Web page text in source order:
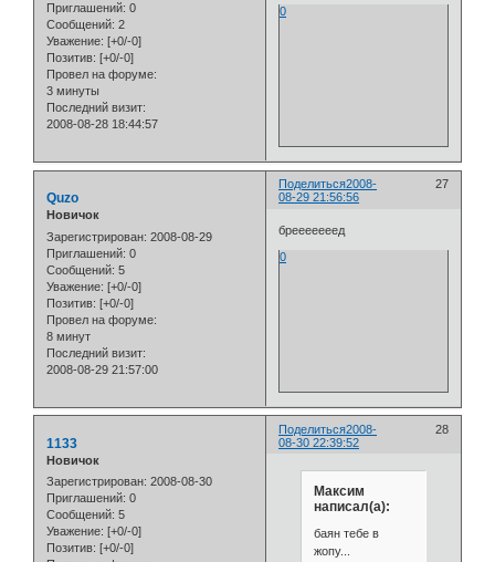
Приглашений: 0
Сообщений: 2
Уважение: [+0/-0]
Позитив: [+0/-0]
Провел на форуме:
3 минуты
Последний визит:
2008-08-28 18:44:57
0
Поделиться 27
2008-
08-29 21:56:56
Quzo
Новичок
Зарегистрирован: 2008-08-29
Приглашений: 0
Сообщений: 5
Уважение: [+0/-0]
Позитив: [+0/-0]
Провел на форуме:
8 минут
Последний визит:
2008-08-29 21:57:00
брееееееед
0
Поделиться 28
2008-
08-30 22:39:52
1133
Новичок
Зарегистрирован: 2008-08-30
Приглашений: 0
Сообщений: 5
Уважение: [+0/-0]
Позитив: [+0/-0]
Максим
написал(а):
баян тебе в
жопу...